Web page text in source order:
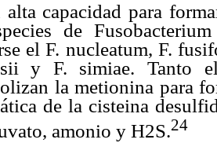
alta capacidad para
de
el F. nucleatum, F.
y F. simiae. Tanto
la metionina para
de la cisteina
amonio y H2S.24